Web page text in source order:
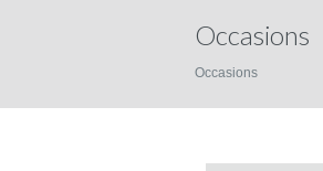
Occasions
Occasions